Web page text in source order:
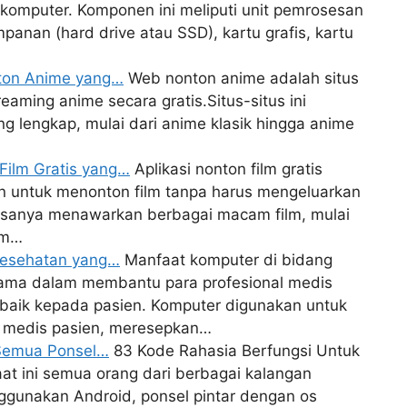
Komponen ini meliputi unit pemrosesan
(hard drive atau SSD), kartu grafis, kartu
Anime yang… Web nonton anime adalah situs
anime secara gratis.Situs-situs ini
lengkap, mulai dari anime klasik hingga anime
Gratis yang… Aplikasi nonton film gratis
untuk menonton film tanpa harus mengeluarkan
menawarkan berbagai macam film, mulai
yang… Manfaat komputer di bidang
dalam membantu para profesional medis
kepada pasien. Komputer digunakan untuk
pasien, meresepkan…
Ponsel… 83 Kode Rahasia Berfungsi Untuk
ini semua orang dari berbagai kalangan
Android, ponsel pintar dengan os